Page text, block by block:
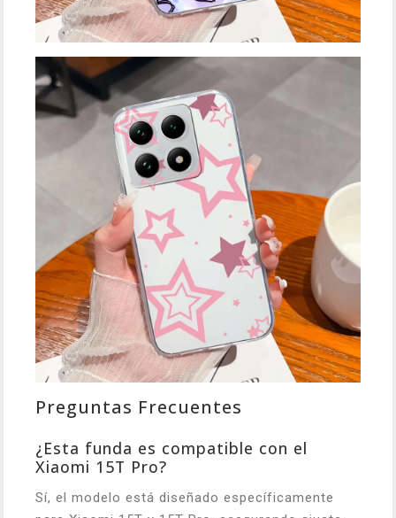
Preguntas Frecuentes
¿Esta funda es compatible con el
Xiaomi 15T Pro?
Sí, el modelo está diseñado específicamente